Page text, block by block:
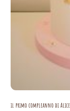
il primo compleanno di Alice